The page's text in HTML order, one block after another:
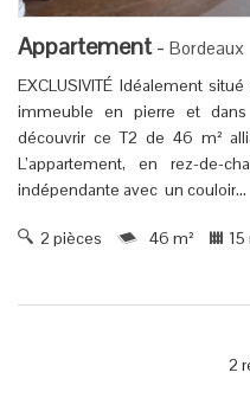
Appartement- Bordeaux
EXCLUSIVITÉ Idéalement
immeuble en pierre et
découvrir ce T2 de 46 m²
L’appartement, en rez-de-
indépendante avec un couloir...
2 pièces 46 m²
15
2